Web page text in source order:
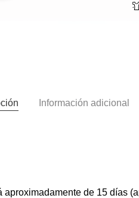
Información adicional
de 15 días